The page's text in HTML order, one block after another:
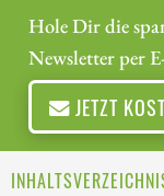
Hole Dir die
Newsletter per
JETZT